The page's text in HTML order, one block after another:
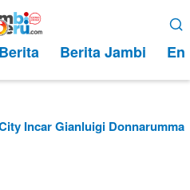
Berita Berita Jambi
Incar Gianluigi Donnarumma